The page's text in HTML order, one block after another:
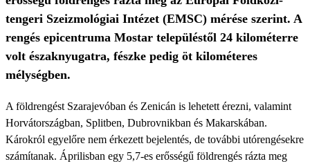
tengeri Szeizmológiai Intézet (EMSC) mérése szerint. A
rengés epicentruma Mostar településtől 24 kilométerre
volt északnyugatra, fészke pedig öt kilométeres
mélységben.
A földrengést Szarajevóban és Zenicán is lehetett érezni, valamint
Horvátországban, Splitben, Dubrovnikban és Makarskában.
Károkról egyelőre nem érkezett bejelentés, de további utórengésekre
számítanak. Áprilisban egy 5,7-es erősségű földrengés rázta meg